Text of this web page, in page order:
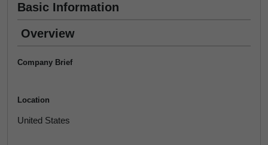
Basic Information
Overview
Company Brief
Location
United States